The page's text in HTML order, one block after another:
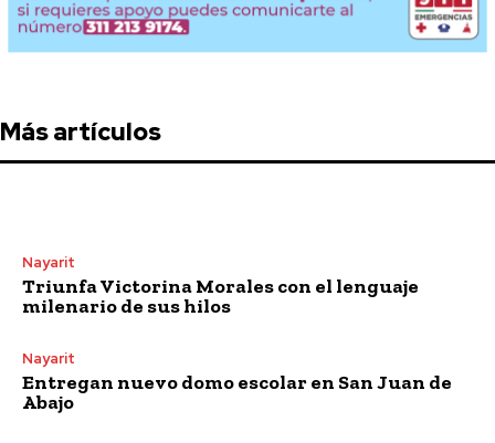
Más artículos
Nayarit
Triunfa Victorina Morales con el lenguaje
milenario de sus hilos
Nayarit
Entregan nuevo domo escolar en San Juan de
Abajo